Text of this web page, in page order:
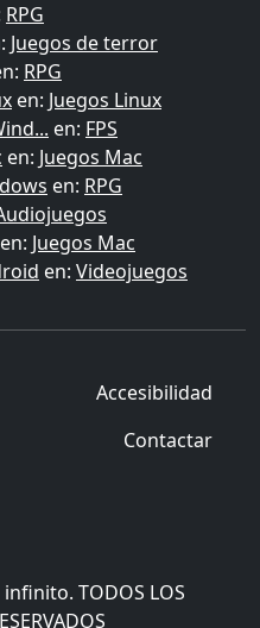
RPG
Juegos de terror
RPG
en: Juegos Linux
en: FPS
en: Juegos Mac
en: RPG
en: Juegos Mac
en: Videojuegos
Accesibilidad
Contactar
TODOS LOS